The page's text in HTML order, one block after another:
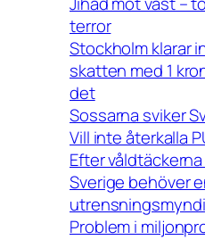
terror
Stockholm klarar
skatten med 1
det
Sossarna sviker
Vill inte återkalla
Efter
Sverige behöver
Problem i